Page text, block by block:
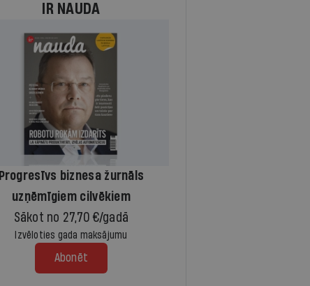
IR NAUDA
Progresīvs biznesa žurnāls
uzņēmīgiem cilvēkiem
Sākot no 27,70 €/gadā
Izvēloties gada maksājumu
Abonēt